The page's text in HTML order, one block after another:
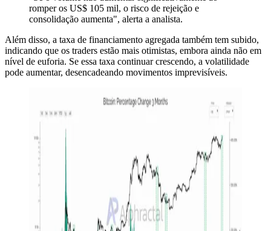
romper os US$ 105 mil, o risco de rejeição e
consolidação aumenta", alerta a analista.
Além disso, a taxa de financiamento agregada também tem subido,
indicando que os traders estão mais otimistas, embora ainda não em
nível de euforia. Se essa taxa continuar crescendo, a volatilidade
pode aumentar, desencadeando movimentos imprevisíveis.